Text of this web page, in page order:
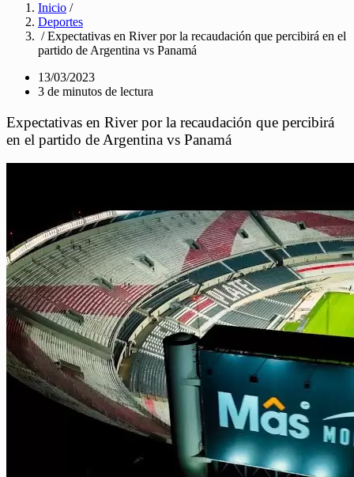
Inicio /
Deportes
/ Expectativas en River por la recaudación que percibirá en el
partido de Argentina vs Panamá
13/03/2023
3 de minutos de lectura
Expectativas en River por la recaudación que percibirá
en el partido de Argentina vs Panamá